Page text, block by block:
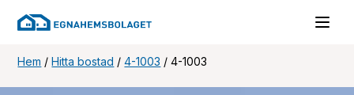
Hem /Hitta bostad /4-1003 /4-1003